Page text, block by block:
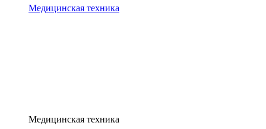
Медицинская техника
Медицинская техника